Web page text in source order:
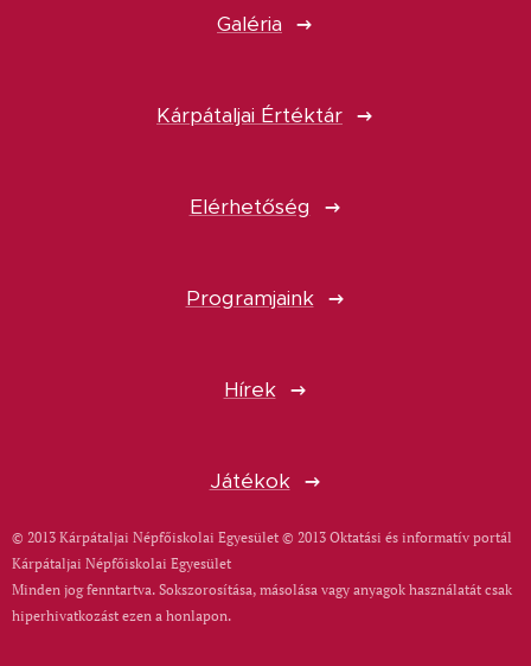
Galéria
Kárpátaljai Értéktár
Elérhetőség
Programjaink
Hírek
Játékok
© 2013 Kárpátaljai Népfőiskolai Egyesület © 2013 Oktatási és informatív portál
Kárpátaljai Népfőiskolai Egyesület
Minden jog fenntartva. Sokszorosítása, másolása vagy anyagok használatát csak
hiperhivatkozást ezen a honlapon.